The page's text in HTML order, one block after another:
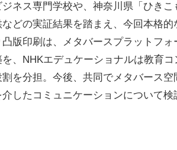
ネス専門学校や、神奈川県「ひき
どの実証結果を踏まえ、今回本格的
版印刷は、メタバースプラットフ
、NHKエデュケーショナルは教育
を分担。今後、共同でメタバース
したコミュニケーションについて